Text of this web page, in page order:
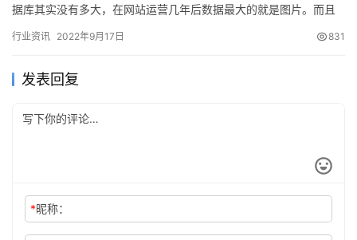
据库其实没有多大，在网站运营几年后数据最大的就是图片。而且
行业资讯 2022年9月17日 831
发表回复
*昵称：